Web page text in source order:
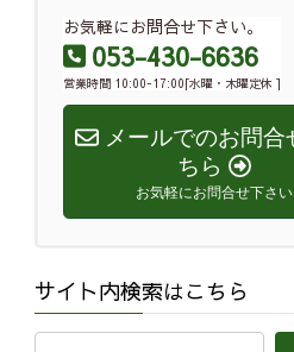
お気軽にお問合せ下さい。
053-430-6636
営業時間 10:00-17:00[水曜・木曜定休 ]
メールでのお問合
ちら
お気軽にお問合せ下さい
サイト内検索はこちら